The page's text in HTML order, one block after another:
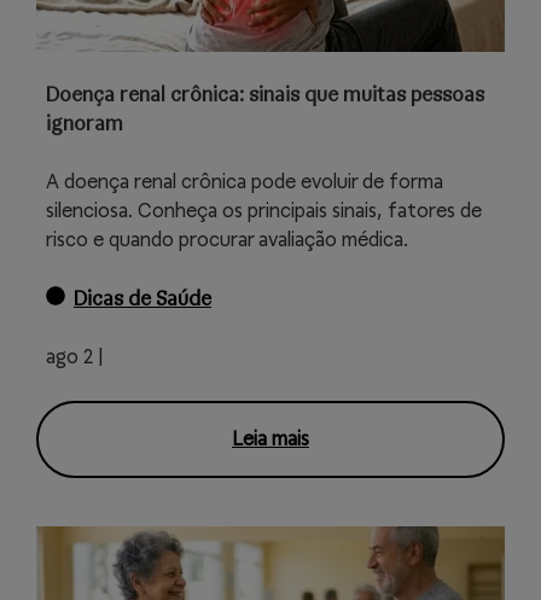
Doença renal crônica: sinais que muitas pessoas
ignoram
A doença renal crônica pode evoluir de forma
silenciosa. Conheça os principais sinais, fatores de
risco e quando procurar avaliação médica.
Dicas de Saúde
ago 2 |
Leia mais